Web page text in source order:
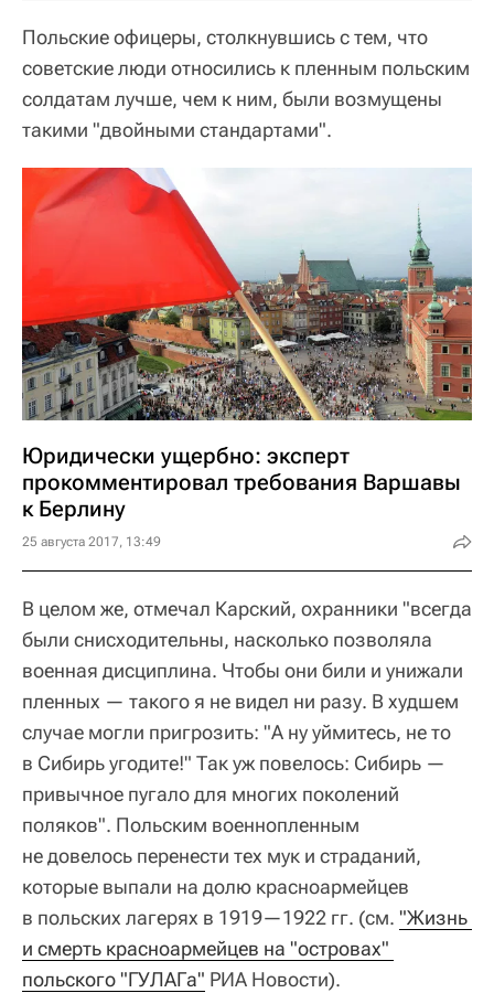
Польские офицеры, столкнувшись с тем, что
советские люди относились к пленным польским
солдатам лучше, чем к ним, были возмущены
такими "двойными стандартами".
Юридически ущербно: эксперт
прокомментировал требования Варшавы
к Берлину
25 августа 2017, 13:49
В целом же, отмечал Карский, охранники "всегда
были снисходительны, насколько позволяла
военная дисциплина. Чтобы они били и унижали
пленных — такого я не видел ни разу. В худшем
случае могли пригрозить: "А ну уймитесь, не то
в Сибирь угодите!" Так уж повелось: Сибирь —
привычное пугало для многих поколений
поляков". Польским военнопленным
не довелось перенести тех мук и страданий,
которые выпали на долю красноармейцев
в польских лагерях в 1919—1922 гг. (см. "Жизнь
и смерть красноармейцев на "островах"
польского "ГУЛАГа" РИА Новости).